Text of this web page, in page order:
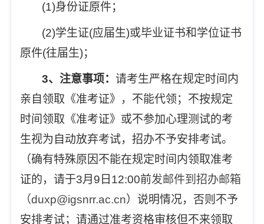
(1)身份证原件；
(2)学生证(应届生)或毕业证书和学位证书
原件(往届生)；
3、注意事项：请考生严格在规定时间内
亲自领取《准考证》，不能代领；不按规定
时间领取《准考证》或不参加心理测试的考
生视为自动放弃考试，招办不予安排考试。
（确有特殊原因不能在规定时间内领取准考
证的，请于3月9日12:00前发邮件到招办邮箱
（duxp@igsnrr.ac.cn）说明情况，否则不予
安排考试；请通过准考资格审核但不来领取